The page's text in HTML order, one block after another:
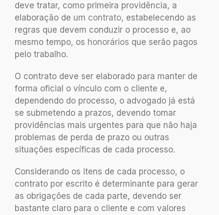
deve tratar, como primeira providência, a
elaboração de um contrato, estabelecendo as
regras que devem conduzir o processo e, ao
mesmo tempo, os honorários que serão pagos
pelo trabalho.
O contrato deve ser elaborado para manter de
forma oficial o vínculo com o cliente e,
dependendo do processo, o advogado já está
se submetendo a prazos, devendo tomar
providências mais urgentes para que não haja
problemas de perda de prazo ou outras
situações específicas de cada processo.
Considerando os itens de cada processo, o
contrato por escrito é determinante para gerar
as obrigações de cada parte, devendo ser
bastante claro para o cliente e com valores